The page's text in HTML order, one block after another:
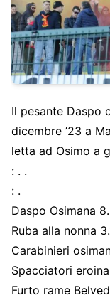
Il pesante Daspo
dicembre ’23 a
letta ad Osimo a
: . .
: .
Daspo Osimana
Ruba alla nonna
Carabinieri
Spacciatori
Furto rame